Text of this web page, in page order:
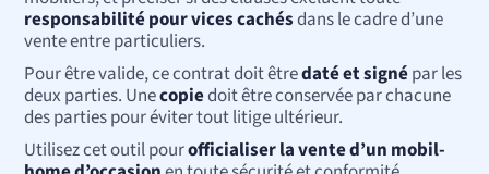
responsabilité pour vices cachésdans le cadre d’une
vente entre particuliers.
Pour être valide, ce contrat doit êtredaté et signépar les
deux parties. Unecopiedoit être conservée par chacune
des parties pour éviter tout litige ultérieur.
Utilisez cet outil pourofficialiser la vente d’un mobil-